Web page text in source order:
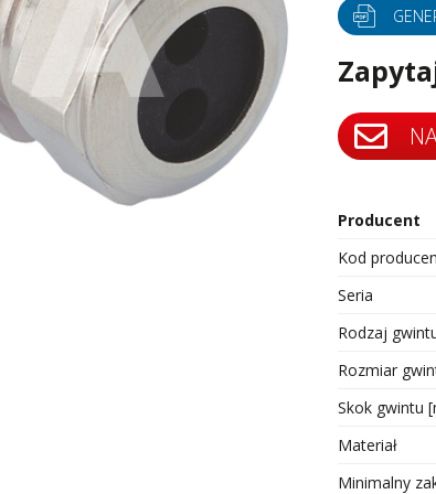
i osprzęt
Konwertery częstotliwości
Konwertery protokołów
Lampy do szaf
Liczniki
Mierniki i wyświetlacze
Moduły interfejsowe
Producent
Kod
Seria
Rodzaj
Rozmiar
Skok gwintu
Materiał
Minimalny